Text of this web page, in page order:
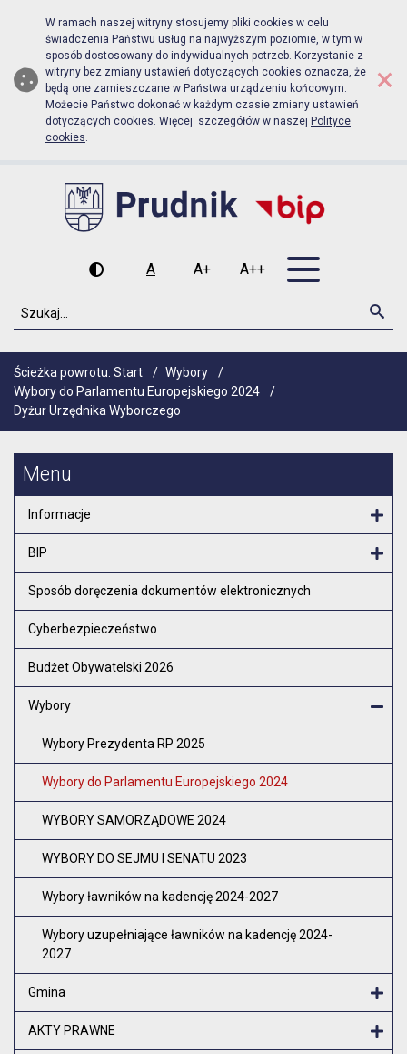
Biuletyn Informacji Publicznej
Przejdź do menu głównego
Przejdź do głównej zawartości
W ramach naszej witryny stosujemy pliki cookies w celu
świadczenia Państwu usług na najwyższym poziomie, w tym w
sposób dostosowany do indywidualnych potrzeb. Korzystanie z
witryny bez zmiany ustawień dotyczących cookies oznacza, że
będą one zamieszczane w Państwa urządzeniu końcowym.
Możecie Państwo dokonać w każdym czasie zmiany ustawień
dotyczących cookies. Więcej szczegółów w naszej Polityce
cookies.
×
Wysoki kontrast
A
Czcionka domyślna
A+
Czcionka średnia
A++
Czcionka duża
Szukaj
Ścieżka powrotu: Start / Wybory
/
Wybory do Parlamentu Europejskiego 2024
/
Dyżur Urzędnika Wyborczego
Menu
Informacje
BIP
Sposób doręczenia dokumentów elektronicznych
Cyberbezpieczeństwo
Budżet Obywatelski 2026
Wybory
Wybory Prezydenta RP 2025
Wybory do Parlamentu Europejskiego 2024
WYBORY SAMORZĄDOWE 2024
WYBORY DO SEJMU I SENATU 2023
Wybory ławników na kadencję 2024-2027
Wybory uzupełniające ławników na kadencję 2024-
2027
Gmina
AKTY PRAWNE